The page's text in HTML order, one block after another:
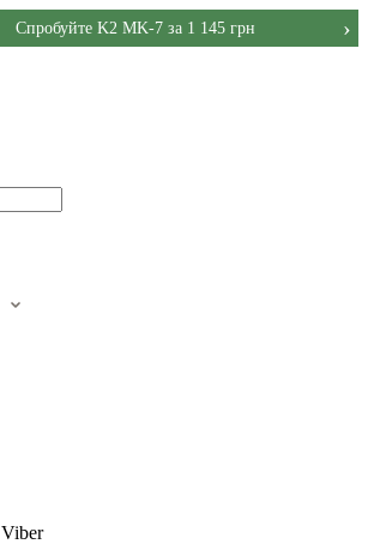
Спробуйте K2 MK-7 за 1 145 грн ›
Viber